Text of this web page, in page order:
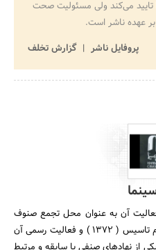
تایید می‌کند ولی مسئولیت صحت
عهده ناشر است.
پروفایل ناشر
گزارش تخلف
فعالیت آن به عنوان محل تجمع صنوف
مختلف سینمایی ( 1368 ) تا زمان اعلام تاسیس ( 1372 ) و فعالیت رسمی آن